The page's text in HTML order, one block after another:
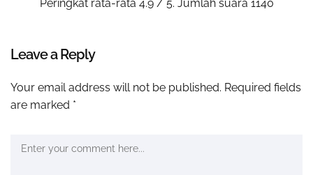
Peringkat rata-rata 4.9/ 5. Jumlah suara 1140
Leave a Reply
Your email address will not be published. Required fields
are marked *